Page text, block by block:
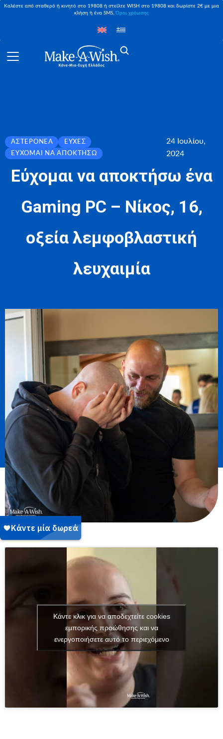
Καλέστε από σταθερό ή κινητό στο 19808 ή στείλτε WISH στο 19808 και δωρίστε 2€ με μια
κλήση ή ένα SMS,Όροι χρέωσης
ΑΣΤΕΡΟΝΈΑ
ΕΥΧΈΣ
ΕΎΧΟΜΑΙ ΝΑ ΑΠΟΚΤΉΣΩ
24 Ιουλίου,
2024
Εύχομαι να αποκτήσω ένα
Gaming PC – Νίκος, 16,
οξεία λεμφοβλαστική
λευχαιμία
Κάντε κλικ για να αποδεχτείτε cookies
εμπορικής προώθησης και να
ενεργοποιήσετε αυτό το περιεχόμενο